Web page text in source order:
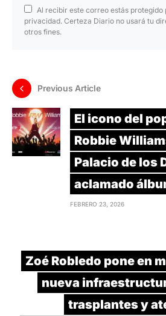
Al recibir este correo estás protegido
privacidad. Certeza Diario no usará tu
otros fines.
Previous Article
El icono del
Robbie
Palacio de los
aclamado
FEBRERO 23, 2026
Zoé Robledo pone en
nueva
trasplantes y